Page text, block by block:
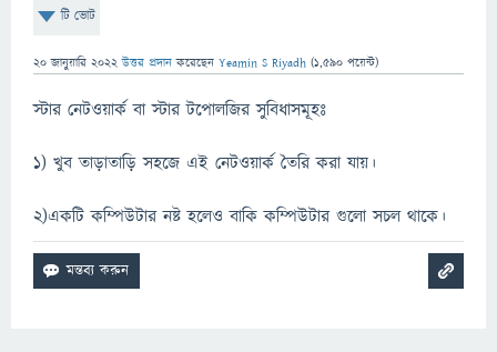
টি ভোট
20 জানুয়ারি 2022 উত্তর প্রদান করেছেন Yeamin S Riyadh (1,590 পয়েন্ট)
স্টার নেটওয়ার্ক বা স্টার টপোলজির সুবিধাসমূহঃ
১) খুব তাড়াতাড়ি সহজে এই নেটওয়ার্ক তৈরি করা যায়।
২)একটি কম্পিউটার নষ্ট হলেও বাকি কম্পিউটার গুলো সচল থাকে।